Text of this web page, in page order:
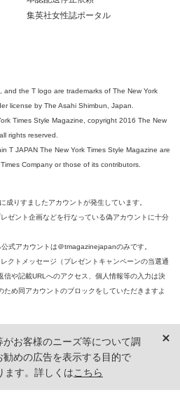
集英社女性誌ポータル
and the T logo are trademarks of The New York
license by The Asahi Shimbun, Japan.
Times Style Magazine, copyright 2016 The New
rights reserved.
T JAPAN The New York Times Style Magazine are
Company or those of its contributors.
りすましたアカウントが発生しています。
ゼント企画などを行なっている偽アカウントに十分
式アカウントは＠tmagazinejapanのみです。
クトメッセージ（プレゼントキャンペーンの当選通
信や記載URLへのアクセス、個人情報等の入力は決
ため同アカウントのブロックをしていただきますよ
価格」で表示しています。ただし、2021年3月18日以前に公開し
り、 掲載価格には消費税が含まれておりませんのでご注意くだ
お客様のニーズ等について調
めの広告を表示する目的で
ます。詳しくはこちら